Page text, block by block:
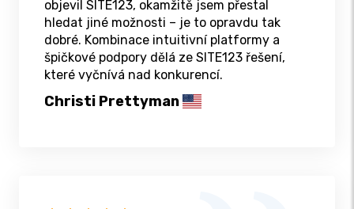
objevil SITE123, okamžitě jsem přestal
hledat jiné možnosti – je to opravdu tak
dobré. Kombinace intuitivní platformy a
špičkové podpory dělá ze SITE123 řešení,
které vyčnívá nad konkurencí.
Christi Prettyman